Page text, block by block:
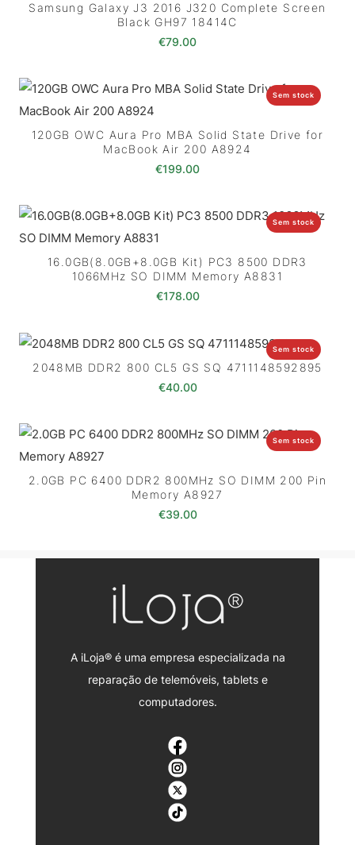
Samsung Galaxy J3 2016 J320 Complete Screen
Black GH97 18414C
€79.00
Sem stock
120GB OWC Aura Pro MBA Solid State Drive for
MacBook Air 200 A8924
€199.00
Sem stock
16.0GB(8.0GB+8.0GB Kit) PC3 8500 DDR3
1066MHz SO DIMM Memory A8831
€178.00
Sem stock
2048MB DDR2 800 CL5 GS SQ 4711148592895
€40.00
Sem stock
2.0GB PC 6400 DDR2 800MHz SO DIMM 200 Pin
Memory A8927
€39.00
A iLoja® é uma empresa especializada na
reparação de telemóveis, tablets e
computadores.